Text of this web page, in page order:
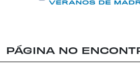
PÁGINA NO